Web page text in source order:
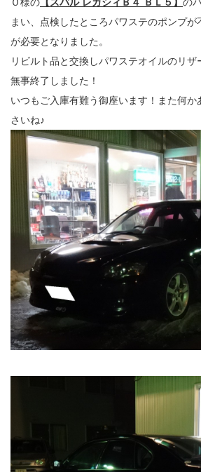
Ｏ様の 【スバル レガシィＢ４ ＢＬ５】 の
まい、点検したところパワステのポンプ
が必要となりました。
リビルト品と交換しパワステオイルのリ
無事終了しました！
いつもご入庫有難う御座います！また何
さいね♪